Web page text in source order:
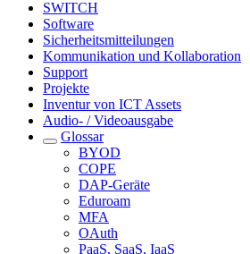
SWITCH
Software
Sicherheitsmitteilungen
Kommunikation und Kollaboration
Support
Projekte
Inventur von ICT Assets
Audio- / Videoausgabe
Glossar
BYOD
COPE
DAP-Geräte
Eduroam
MFA
OAuth
PaaS, SaaS, IaaS